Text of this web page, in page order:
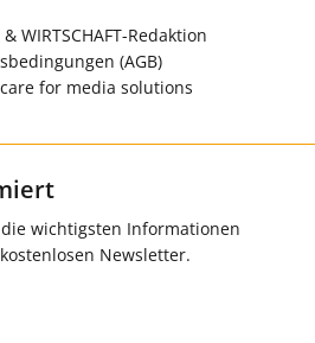
WIRTSCHAFT-Redaktion
(AGB)
for media solutions
wichtigsten Informationen
Newsletter.